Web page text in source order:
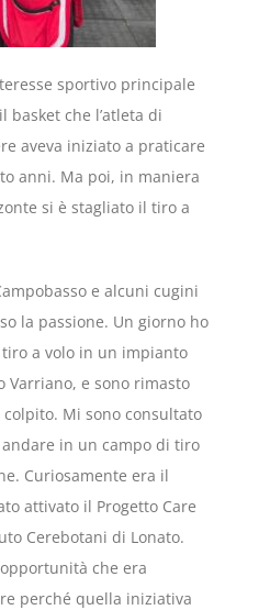
sportivo principale
basket che l’atleta di
aveva iniziato a praticare
anni. Ma poi, in maniera
si è stagliato il tiro a
e alcuni cugini
la passione. Un giorno ho
a volo in un impianto
Varriano, e sono rimasto
Mi sono consultato
in un campo di tiro
Curiosamente era il
attivato il Progetto Care
Cerebotani di Lonato.
che era
perché quella iniziativa